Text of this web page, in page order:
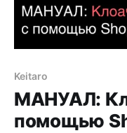
Keitaro
МАНУАЛ:
помощью